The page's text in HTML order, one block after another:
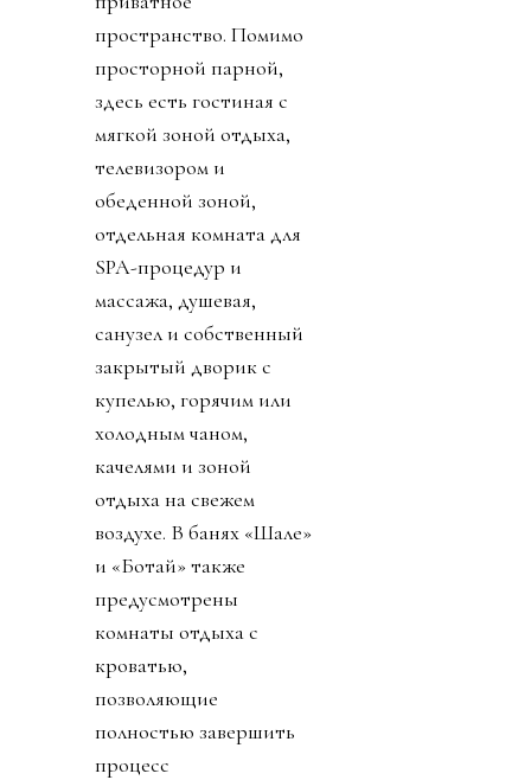
пространство. Помимо
просторной парной,
здесь есть гостиная с
мягкой зоной отдыха,
телевизором и
обеденной зоной,
отдельная комната для
SPA-процедур и
массажа, душевая,
санузел и собственный
закрытый дворик с
купелью, горячим или
холодным чаном,
качелями и зоной
отдыха на свежем
воздухе. В банях «Шале»
и «Ботай» также
предусмотрены
комнаты отдыха с
кроватью,
позволяющие
полностью завершить
процесс